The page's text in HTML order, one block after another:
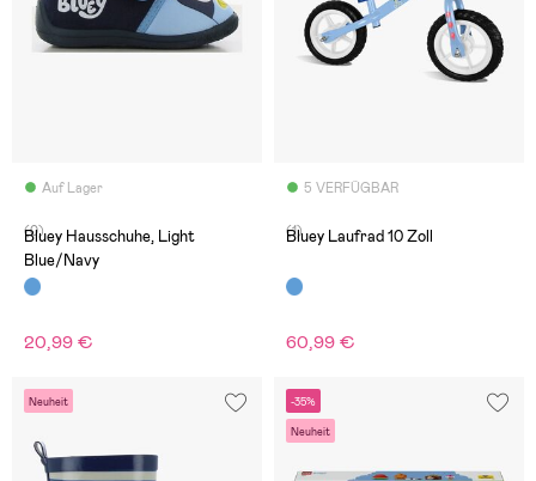
Auf Lager
(0)
Bluey Hausschuhe, Light
Blue/Navy
20,99 €
5 VERFÜGBAR
(1)
Bluey Laufrad 10 Zoll
60,99 €
Neuheit -35%
Neuheit